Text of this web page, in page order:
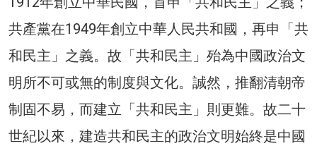
共產黨在1949年創立中華人民共和國，再申「共
和民主」之義。故「共和民主」殆為中國政治文
明所不可或無的制度與文化。誠然，推翻清朝帝
制固不易，而建立「共和民主」則更難。故二十
世紀以來，建造共和民主的政治文明始終是中國